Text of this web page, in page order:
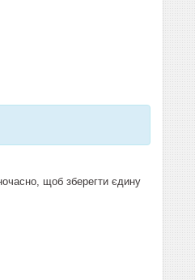
щоб зберегти єдину